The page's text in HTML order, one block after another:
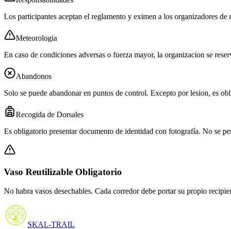
Los participantes aceptan el reglamento y eximen a los organizadores
Meteorologia
En caso de condiciones adversas o fuerza mayor, la organizacion se
Abandonos
Solo se puede abandonar en puntos de control. Excepto por lesion, es
Recogida de Dorsales
Es obligatorio presentar documento de identidad con fotografía. No se
Vaso Reutilizable Obligatorio
No habra vasos desechables. Cada corredor debe portar su propio
SKAL-TRAIL